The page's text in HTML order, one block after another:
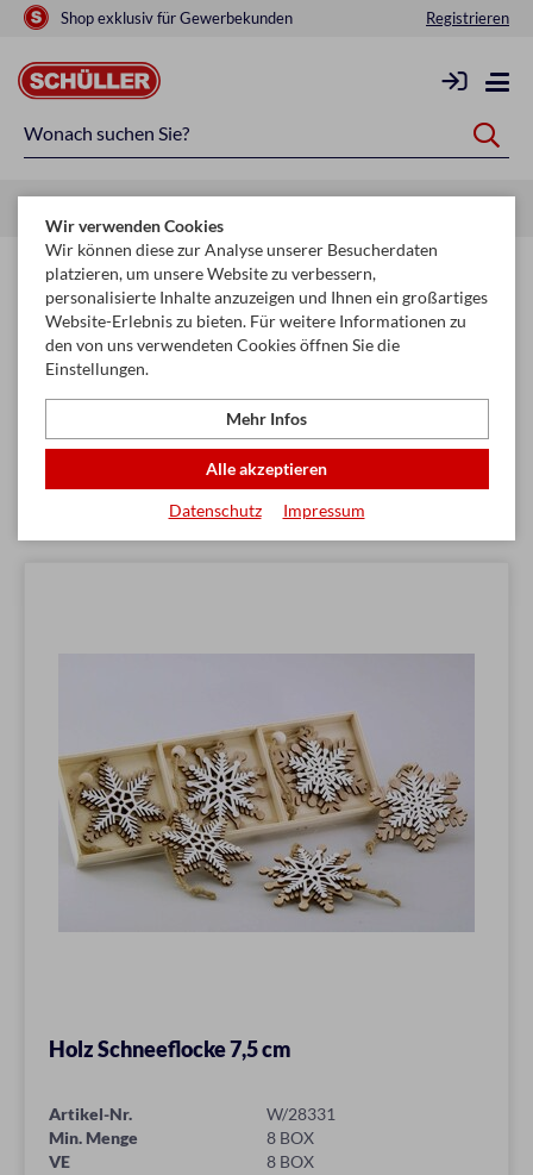
Shop exklusiv für Gewerbekunden Registrieren
Christbaumschmuck für Wiederverkäufer –
Klassiker & Trends für stimmungsvolle
Weihnachten
2 3 keyboard_arrow_right
Holz Schneeflocke 7,5 cm
Artikel-Nr.
W/28331
Min. Menge
8 BOX
VE
8 BOX
Wir verwenden Cookies
Wir können diese zur Analyse unserer Besucherdaten
platzieren, um unsere Website zu verbessern,
personalisierte Inhalte anzuzeigen und Ihnen ein großartiges
Website-Erlebnis zu bieten. Für weitere Informationen zu
den von uns verwendeten Cookies öffnen Sie die
Einstellungen.
Mehr Infos
Alle akzeptieren
Datenschutz Impressum